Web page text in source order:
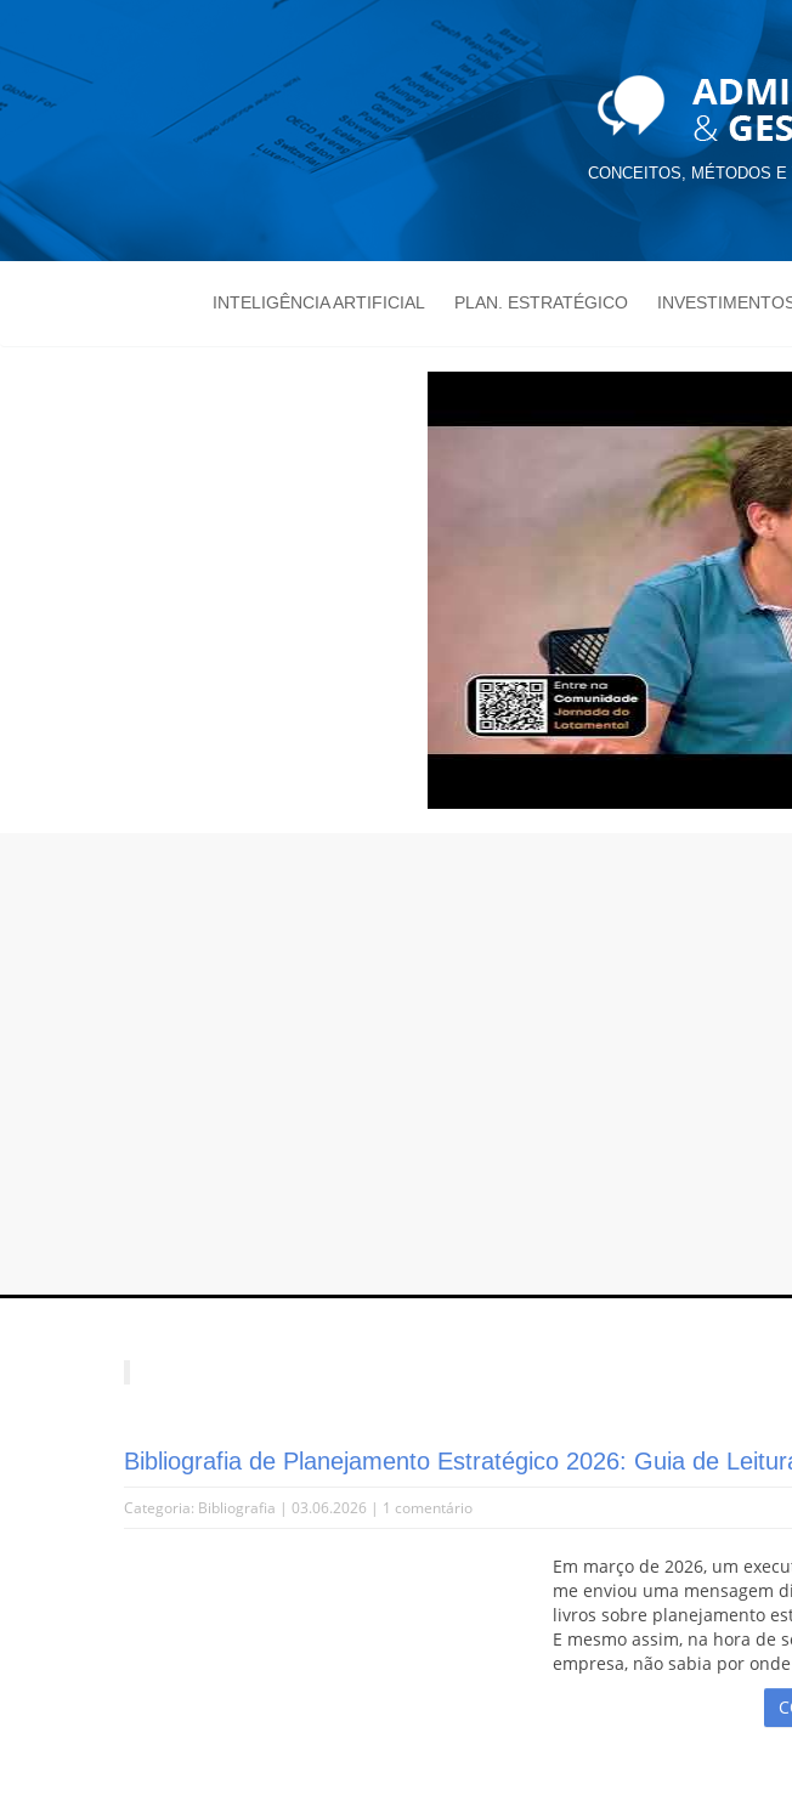
CONCEITOS, MÉTODOS
INTELIGÊNCIA ARTIFICIAL PLAN. ESTRATÉGICO
Bibliografia de Planejamento Estratégico 2026: Guia de
Categoria: Bibliografia | 03.06.2026 | 1 comentário
Em março de 2026, um
me enviou uma mensagem
livros sobre planejamento
E mesmo assim, na hora de
empresa, não sabia por